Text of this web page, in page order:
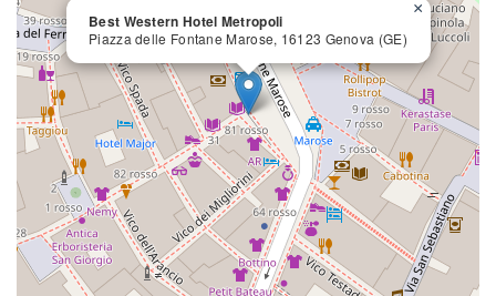
Best Western Hotel Metropoli
Piazza delle Fontane Marose, 16123 Genova (GE) close
×